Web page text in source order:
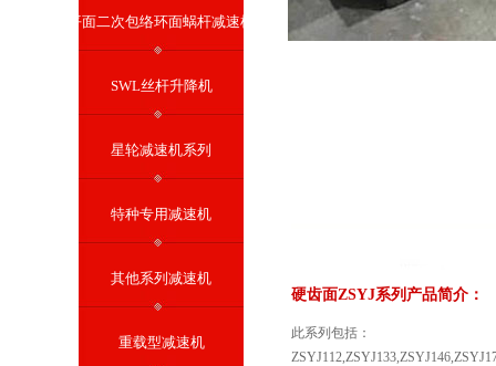
平面二次包络环面蜗杆减速机
SWL丝杆升降机
星轮减速机系列
特种专用减速机
其他系列减速机
重载型减速机
硬齿面ZSYJ系列产品简介：
此系列包括：